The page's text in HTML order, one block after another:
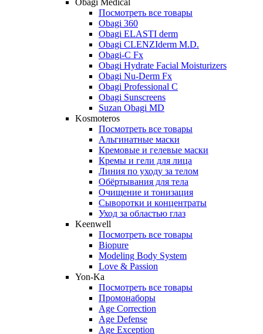
Obagi Medical
Посмотреть все товары
Obagi 360
Obagi ELASTI derm
Obagi CLENZIderm M.D.
Obagi-C Fx
Obagi Hydrate Facial Moisturizers
Obagi Nu-Derm Fx
Obagi Professional C
Obagi Sunscreens
Suzan Obagi MD
Kosmoteros
Посмотреть все товары
Альгинатные маски
Кремовые и гелевые маски
Кремы и гели для лица
Линия по уходу за телом
Обёртывания для тела
Очищение и тонизация
Сыворотки и концентраты
Уход за областью глаз
Keenwell
Посмотреть все товары
Biopure
Modeling Body System
Love & Passion
Yon-Ka
Посмотреть все товары
Промонаборы
Age Correction
Age Defense
Age Exception